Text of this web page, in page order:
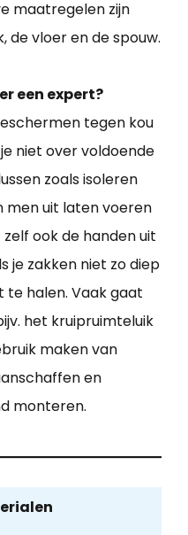
maatregelen zijn
de vloer en de spouw.
een expert?
tegen kou
niet over voldoende
zoals isoleren
men uit laten voeren
ook de handen uit
je zakken niet zo diep
te halen. Vaak gaat
het kruipruimteluik
maken van
en
monteren.